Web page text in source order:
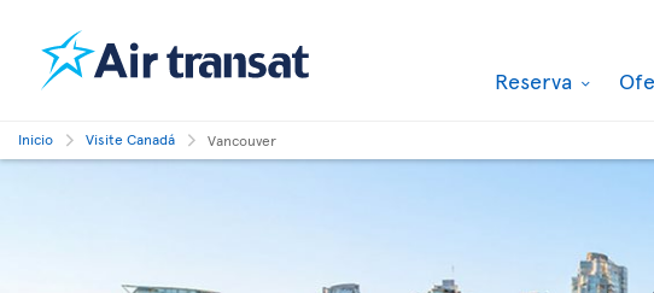
Reserva
Inicio Visite Canadá Vancouver